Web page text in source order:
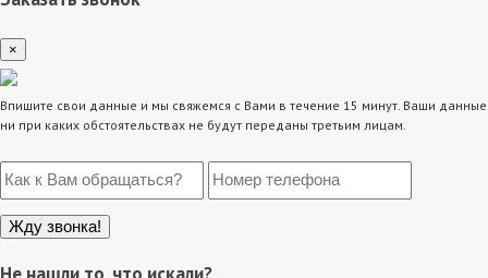
×
Впишите свои данные и мы свяжемся с Вами в течение 15 минут. Ваши данные
ни при каких обстоятельствах не будут переданы третьим лицам.